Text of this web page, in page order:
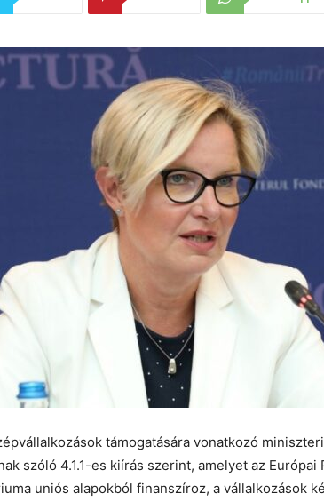
támogatására vonatkozó
szóló 4.1.1-es kiírás szerint, amelyet az Európai
uniós alapokból finanszíroz, a vállalkozások